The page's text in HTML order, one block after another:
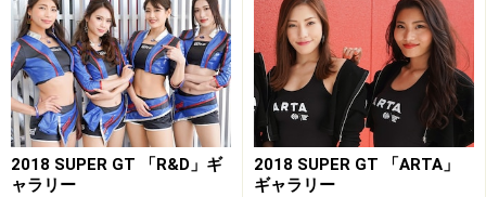
2018 SUPER GT 「R&D」ギ
ャラリー
2018 SUPER GT 「ARTA」
ギャラリー